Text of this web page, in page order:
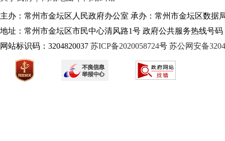
主办：常州市金坛区人民政府办公室 承办：常州市金坛区数据
地址：常州市金坛区市民中心清风路1号 政府公共服务热线号码
网站标识码：3204820037 苏ICP备2020058724号 苏公网安备